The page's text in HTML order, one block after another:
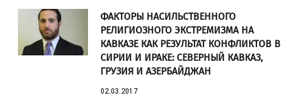
ФАКТОРЫ НАСИЛЬСТВЕННОГО
РЕЛИГИОЗНОГО ЭКСТРЕМИЗМА НА
КАВКАЗЕ КАК РЕЗУЛЬТАТ КОНФЛИКТОВ В
СИРИИ И ИРАКЕ: СЕВЕРНЫЙ КАВКАЗ,
ГРУЗИЯ И АЗЕРБАЙДЖАН
02.03.2017